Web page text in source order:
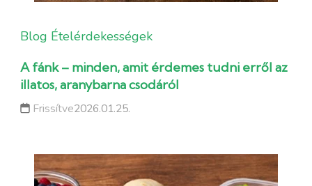
Blog Ételérdekességek
A fánk – minden, amit érdemes tudni erről az
illatos, aranybarna csodáról
Frissítve2026.01.25.